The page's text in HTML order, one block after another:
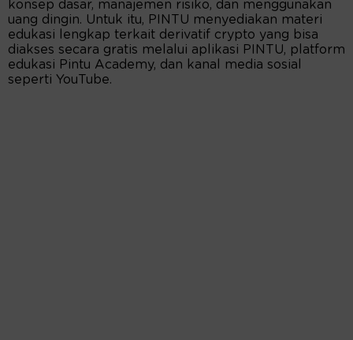
konsep dasar, manajemen risiko, dan menggunakan
uang dingin. Untuk itu, PINTU menyediakan materi
edukasi lengkap terkait derivatif crypto yang bisa
diakses secara gratis melalui aplikasi PINTU, platform
edukasi Pintu Academy, dan kanal media sosial
seperti YouTube.